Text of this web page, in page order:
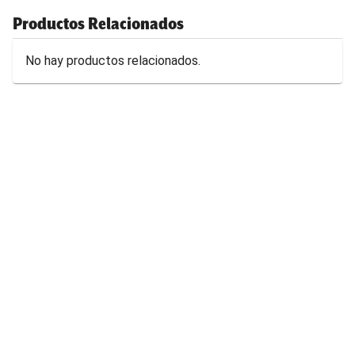
Productos Relacionados
No hay productos relacionados.